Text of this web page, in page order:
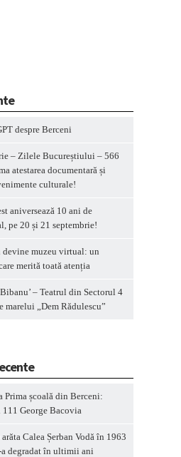
despre Berceni
– Zilele Bucureștiului – 566
atestarea documentară și
culturale!
aniversează 10 ani de
pe 20 și 21 septembrie!
muzeu virtual: un
merită toată atenția
– Teatrul din Sectorul 4
marelui „Dem Rădulescu”
Prima școală din Berceni:
George Bacovia
Calea Șerban Vodă în 1963
a degradat în ultimii ani